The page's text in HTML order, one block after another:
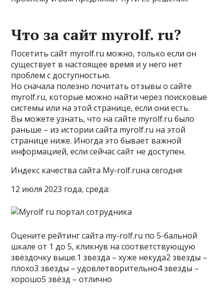
Что за сайт myrolf. ru?
Посетить сайт myrolf.ru можно, только если он
существует в настоящее время и у него нет
проблем с доступностью.
Но сначала полезно почитать отзывы о сайте
myrolf.ru, которые можно найти через поисковые
системы или на этой странице, если они есть.
Вы можете узнать, что на сайте myrolf.ru было
раньше – из истории сайта myrolf.ru на этой
странице ниже. Иногда это бывает важной
информацией, если сейчас сайт не доступен.
Индекс качества сайта My-rolf.ruна сегодня
12 июля 2023 года, среда:
Оцените рейтинг сайта my-rolf.ru по 5-бальной
шкале от 1 до 5, кликнув на соответствующую
звёздочку выше.1 звезда – хуже некуда2 звезды –
плохо3 звезды – удовлетворительно4 звезды –
хорошо5 звёзд – отлично